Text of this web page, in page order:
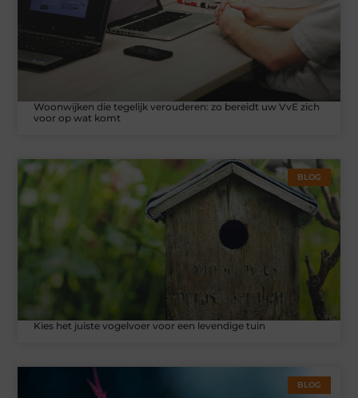
Woonwijken die tegelijk verouderen: zo bereidt uw VvE zich
voor op wat komt
BLOG
Kies het juiste vogelvoer voor een levendige tuin
BLOG